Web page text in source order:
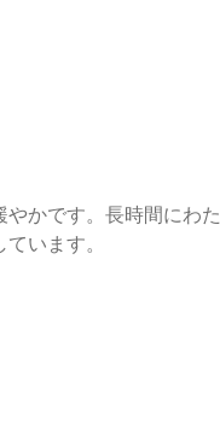
かです。長時間にわた
います。